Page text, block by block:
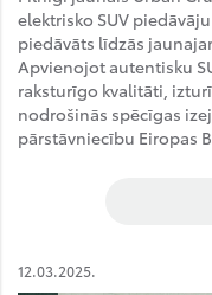
elektrisko SUV
piedāvāts līdzās
Apvienojot autentisku
raksturīgo kvalitāti,
nodrošinās spēcīgas
pārstāvniecību Eiropas
12.03.2025.